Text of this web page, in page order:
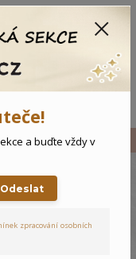
a buďte vždy v
Odeslat
zpracování osobních